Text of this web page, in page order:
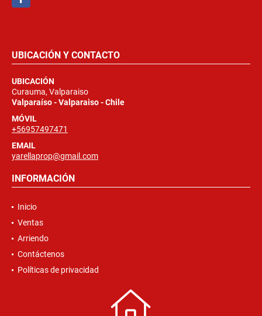
UBICACIÓN Y CONTACTO
UBICACIÓN
Curauma, Valparaiso
Valparaíso - Valparaiso - Chile
MÓVIL
+56957497471
EMAIL
yarellaprop@gmail.com
INFORMACIÓN
Inicio
Ventas
Arriendo
Contáctenos
Políticas de privacidad